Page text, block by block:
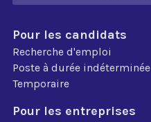
Pour les candidats
Recherche d'emploi
Poste à durée indéterminée
Temporaire
Pour les entreprises